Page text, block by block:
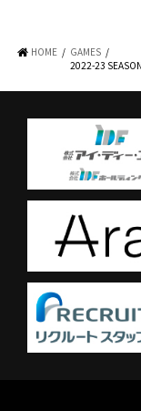
HOME
GAMES
2022-23